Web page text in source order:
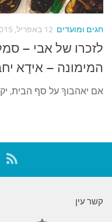
עצות סבתא
נווה הבלוגים
קשר משפחתי
חגים ומועדים 12 באפריל, 2015
לזכרו של אבי –
המימונה – אידָא
אם יאהבוךָ על סף הבית,
קשר עין